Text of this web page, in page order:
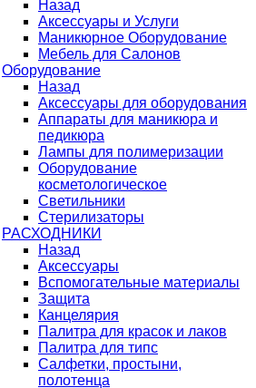
Назад
Аксессуары и Услуги
Маникюрное Оборудование
Мебель для Салонов
Оборудование
Назад
Аксессуары для оборудования
Аппараты для маникюра и
педикюра
Лампы для полимеризации
Оборудование
косметологическое
Светильники
Стерилизаторы
РАСХОДНИКИ
Назад
Аксессуары
Вспомогательные материалы
Защита
Канцелярия
Палитра для красок и лаков
Палитра для типс
Салфетки, простыни,
полотенца